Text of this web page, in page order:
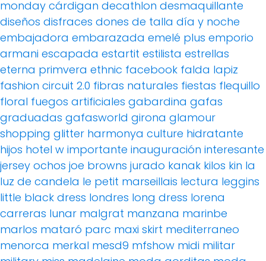
monday cárdigan decathlon desmaquillante
diseños disfraces dones de talla día y noche
embajadora embarazada emelé plus emporio
armani escapada estartit estilista estrellas
eterna primvera ethnic facebook falda lapiz
fashion circuit 2.0 fibras naturales fiestas flequillo
floral fuegos artificiales gabardina gafas
graduadas gafasworld girona glamour
shopping glitter harmonya culture hidratante
hijos hotel w importante inauguración interesante
jersey ochos joe browns jurado kanak kilos kin la
luz de candela le petit marseillais lectura leggins
little black dress londres long dress lorena
carreras lunar malgrat manzana marinbe
marlos mataró parc maxi skirt mediterraneo
menorca merkal mesd9 mfshow midi militar